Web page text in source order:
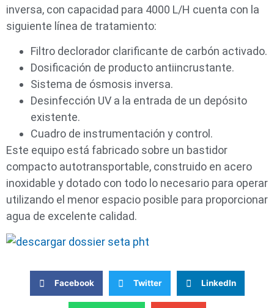
inversa, con capacidad para 4000 L/H cuenta con la
siguiente línea de tratamiento:
Filtro declorador clarificante de carbón activado.
Dosificación de producto antiincrustante.
Sistema de ósmosis inversa.
Desinfección UV a la entrada de un depósito
existente.
Cuadro de instrumentación y control.
Este equipo está fabricado sobre un bastidor
compacto autotransportable, construido en acero
inoxidable y dotado con todo lo necesario para operar
utilizando el menor espacio posible para proporcionar
agua de excelente calidad.
Facebook Twitter LinkedIn